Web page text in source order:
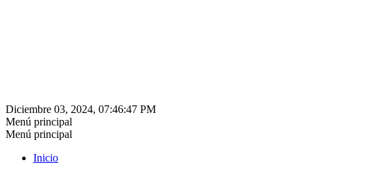
Diciembre 03, 2024, 07:46:47 PM
Menú principal
Menú principal
Inicio